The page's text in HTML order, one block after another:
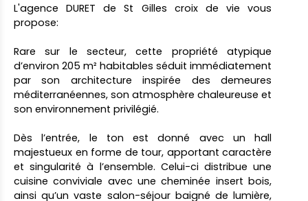
L'agence DURET de St Gilles croix de vie vous
propose:
Rare sur le secteur, cette propriété atypique
d’environ 205 m² habitables séduit immédiatement
par son architecture inspirée des demeures
méditerranéennes, son atmosphère chaleureuse et
son environnement privilégié.
Dès l’entrée, le ton est donné avec un hall
majestueux en forme de tour, apportant caractère
et singularité à l’ensemble. Celui-ci distribue une
cuisine conviviale avec une cheminée insert bois,
ainsi qu’un vaste salon-séjour baigné de lumière,